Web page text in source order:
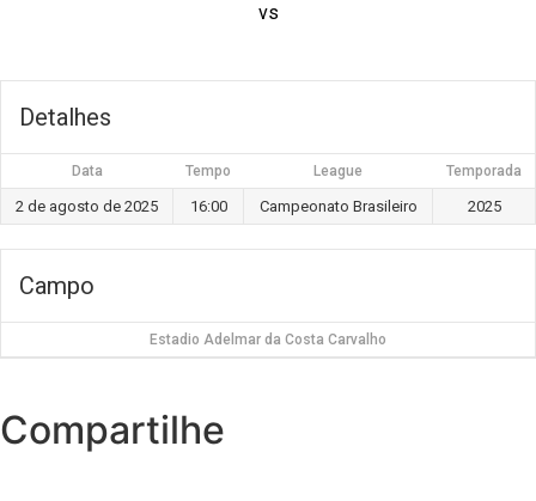
vs
Detalhes
Data Tempo League Temporada
2 de agosto de 2025 16:00 Campeonato Brasileiro 2025
Campo
Estadio Adelmar da Costa Carvalho
Compartilhe